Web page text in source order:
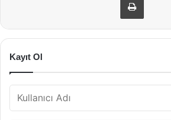
Kayıt Ol